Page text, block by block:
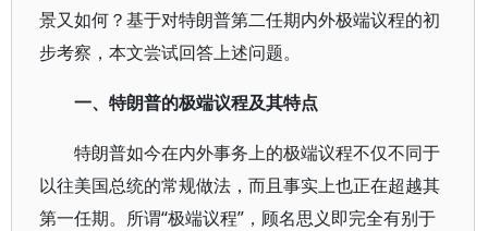
景又如何？基于对特朗普第二任期内外极端议程的初
步考察，本文尝试回答上述问题。
一、特朗普的极端议程及其特点
特朗普如今在内外事务上的极端议程不仅不同于
以往美国总统的常规做法，而且事实上也正在超越其
第一任期。所谓“极端议程”，顾名思义即完全有别于